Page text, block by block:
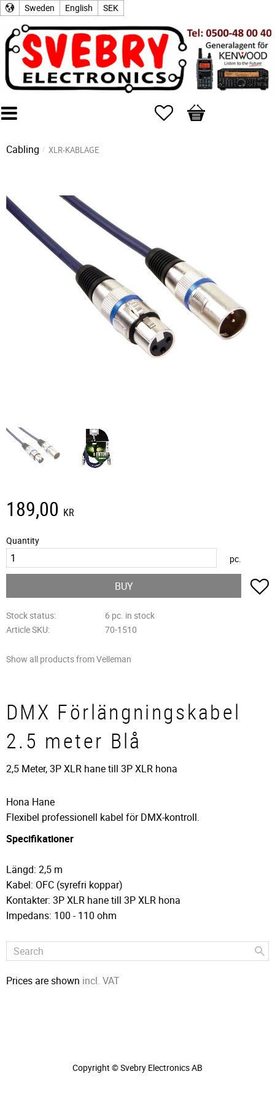
Sweden English SEK
Favorites
Basket
Cabling XLR-KABLAGE
189,00 KR
Quantity
pc.
BUY
Stock status
6 pc. in stock
Article SKU
70-1510
Show all products from Velleman
DMX Förlängningskabel
2.5 meter Blå
2,5 Meter, 3P XLR hane till 3P XLR hona
Hona Hane
Flexibel professionell kabel för DMX-kontroll.
Specifikationer
Längd: 2,5 m
Kabel: OFC (syrefri koppar)
Kontakter: 3P XLR hane till 3P XLR hona
Impedans: 100 - 110 ohm
Prices are shown incl. VAT
Copyright © Svebry Electronics AB